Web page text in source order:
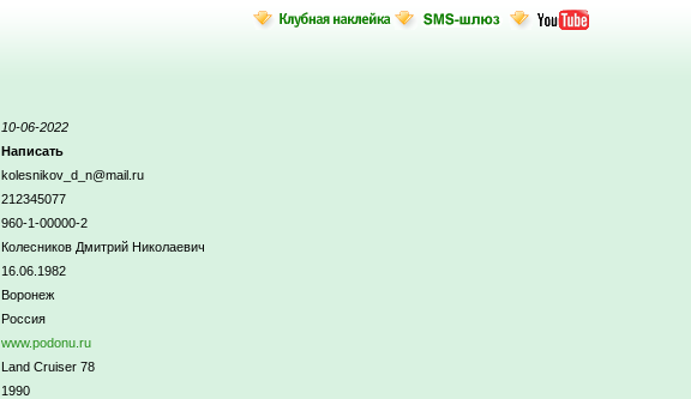
10-06-2022
Написать
kolesnikov_d_n@mail.ru
212345077
960-1-00000-2
Колесников Дмитрий Николаевич
16.06.1982
Воронеж
Россия
www.podonu.ru
Land Cruiser 78
1990